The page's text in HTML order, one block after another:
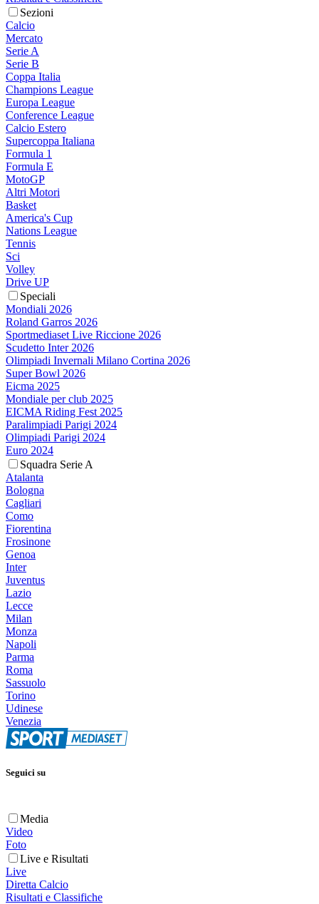
Sezioni
Calcio
Mercato
Serie A
Serie B
Coppa Italia
Champions League
Europa League
Conference League
Calcio Estero
Supercoppa Italiana
Formula 1
Formula E
MotoGP
Altri Motori
Basket
America's Cup
Nations League
Tennis
Sci
Volley
Drive UP
Speciali
Mondiali 2026
Roland Garros 2026
Sportmediaset Live Riccione 2026
Scudetto Inter 2026
Olimpiadi Invernali Milano Cortina 2026
Super Bowl 2026
Eicma 2025
Mondiale per club 2025
EICMA Riding Fest 2025
Paralimpiadi Parigi 2024
Olimpiadi Parigi 2024
Euro 2024
Squadra Serie A
Atalanta
Bologna
Cagliari
Como
Fiorentina
Frosinone
Genoa
Inter
Juventus
Lazio
Lecce
Milan
Monza
Napoli
Parma
Roma
Sassuolo
Torino
Udinese
Venezia
Seguici su
Media
Video
Foto
Live e Risultati
Live
Diretta Calcio
Risultati e Classifiche